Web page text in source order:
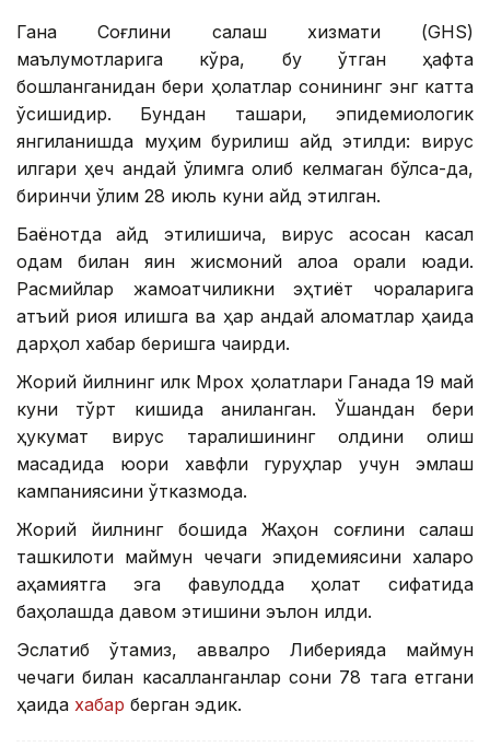
Гана Соғлиқни сақлаш хизмати (GHS)
маълумотларига кўра, бу ўтган ҳафта
бошланганидан бери ҳолатлар сонининг энг катта
ўсишидир. Бундан ташқари, эпидемиологик
янгиланишда муҳим бурилиш қайд этилди: вирус
илгари ҳеч қандай ўлимга олиб келмаган бўлса-да,
биринчи ўлим 28 июль куни қайд этилган.
Баёнотда қайд этилишича, вирус асосан касал
одам билан яқин жисмоний алоқа орқали юқади.
Расмийлар жамоатчиликни эҳтиёт чораларига
қатъий риоя қилишга ва ҳар қандай аломатлар ҳақида
дарҳол хабар беришга чақирди.
Жорий йилнинг илк Мрох ҳолатлари Ганада 19 май
куни тўрт кишида аниқланган. Ўшандан бери
ҳукумат вирус тарқалишининг олдини олиш
мақсадида юқори хавфли гуруҳлар учун эмлаш
кампаниясини ўтказмоқда.
Жорий йилнинг бошида Жаҳон соғлиқни сақлаш
ташкилоти маймун чечаги эпидемиясини халқаро
аҳамиятга эга фавқулодда ҳолат сифатида
баҳолашда давом этишини эълон қилди.
Эслатиб ўтамиз, аввалроқ Либерияда маймун
чечаги билан касалланганлар сони 78 тага етгани
ҳақида хабар берган эдик.